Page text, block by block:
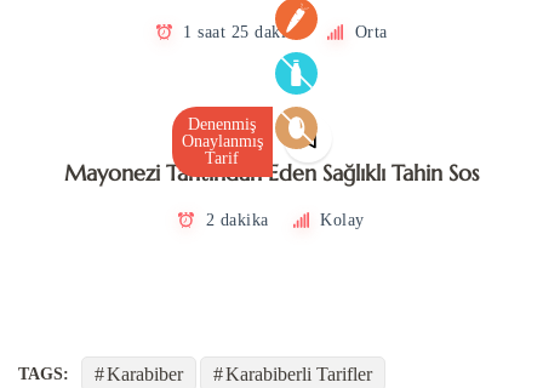
1 saat 25 dakika Orta
Denenmiş
Onaylanmış
Tarif
Mayonezi Tahtından Eden Sağlıklı Tahin Sos
2 dakika Kolay
TAGS: Karabiber Karabiberli Tarifler